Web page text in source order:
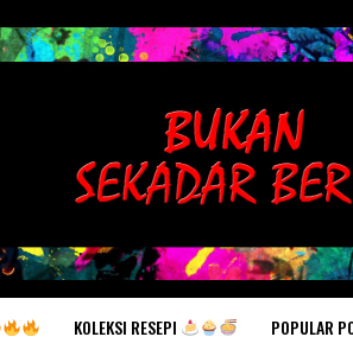
KOLEKSI RESEPI POPULAR